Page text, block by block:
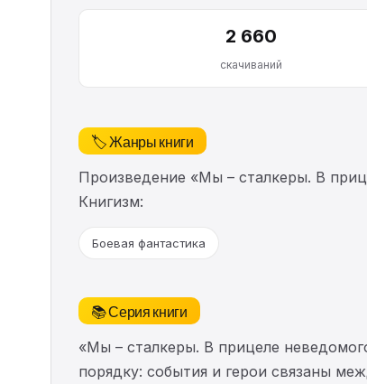
2 660
скачиваний
🏷️ Жанры книги
Произведение «Мы – сталкеры. В
Книгизм:
Боевая фантастика
📚 Серия книги
«Мы – сталкеры. В прицеле
порядку: события и герои связаны